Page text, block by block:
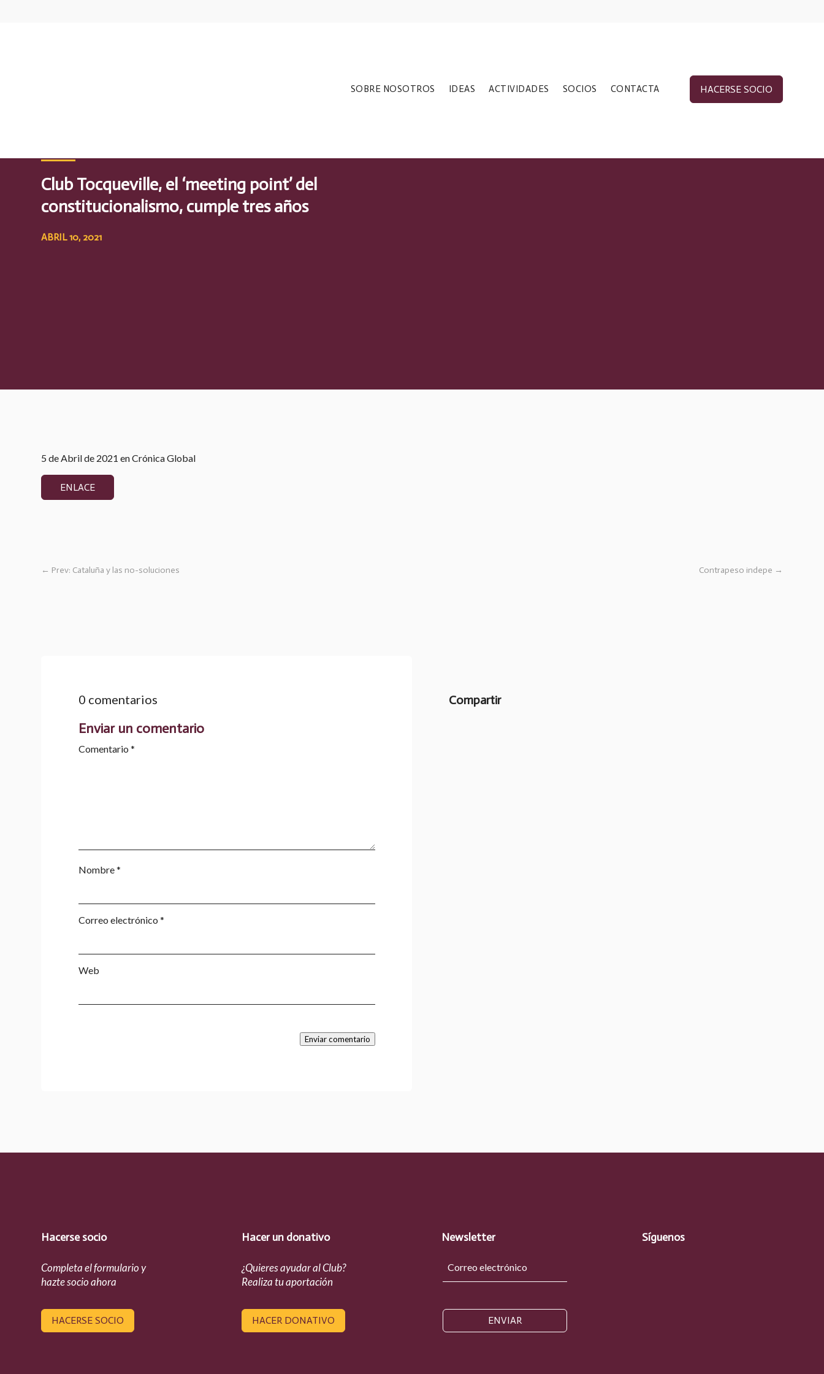
SOBRE NOSOTROS IDEAS ACTIVIDADES SOCIOS CONTACTA HACERSE SOCIO
Club Tocqueville, el ‘meeting point’ del
constitucionalismo, cumple tres años
ABRIL 10, 2021
5 de Abril de 2021 en Crónica Global
ENLACE
← Prev: Cataluña y las no-soluciones Contrapeso indepe →
0 comentarios
Enviar un comentario
Comentario *
Nombre*
Correo electrónico *
Web
Enviar comentario
Compartir
Hacerse socio
Completa el formulario y
hazte socio ahora
HACERSE SOCIO
Hacer un donativo
¿Quieres ayudar al Club?
Realiza tu aportación
HACER DONATIVO
Newsletter
ENVIAR
Síguenos